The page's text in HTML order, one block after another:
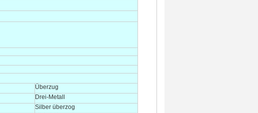
Überzug
Drei-Metall
Silber überzog